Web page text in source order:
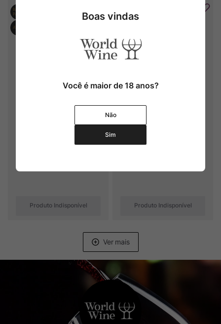
Produto Indisponível Produto Indisponível
Boas vindas
Você é maior de 18 anos?
Não
Sim